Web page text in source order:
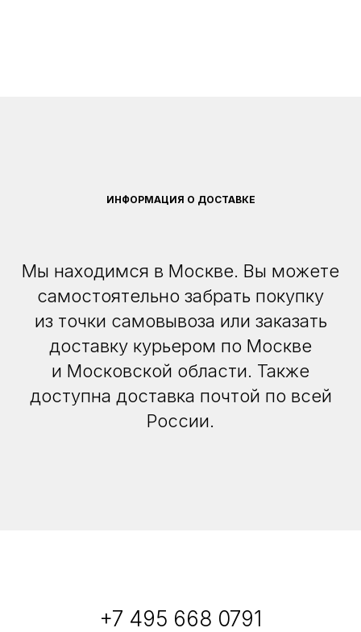
ИНФОРМАЦИЯ О ДОСТАВКЕ
Мы находимся в Москве. Вы можете
самостоятельно забрать покупку
из точки самовывоза или заказать
доставку курьером по Москве
и Московской области. Также
доступна доставка почтой по всей
России.
+7 495 668 0791